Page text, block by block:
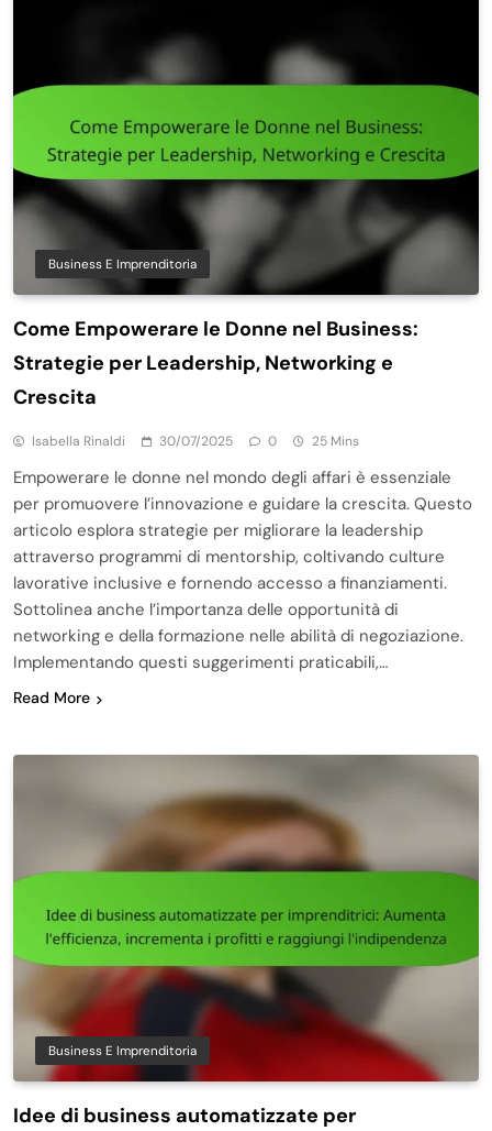
Business E Imprenditoria
Come Empowerare le Donne nel Business:
Strategie per Leadership, Networking e
Crescita
Isabella Rinaldi 30/07/2025 0 25 Mins
Empowerare le donne nel mondo degli affari è essenziale
per promuovere l’innovazione e guidare la crescita. Questo
articolo esplora strategie per migliorare la leadership
attraverso programmi di mentorship, coltivando culture
lavorative inclusive e fornendo accesso a finanziamenti.
Sottolinea anche l’importanza delle opportunità di
networking e della formazione nelle abilità di negoziazione.
Implementando questi suggerimenti praticabili,…
Read More
Business E Imprenditoria
Idee di business automatizzate per